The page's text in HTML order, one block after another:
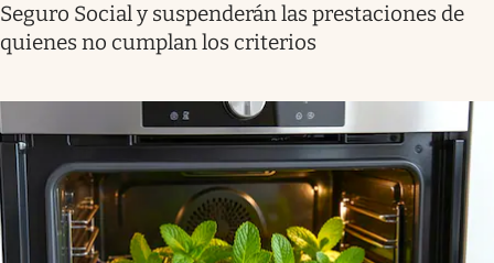
Seguro Social y suspenderán las prestaciones de
quienes no cumplan los criterios